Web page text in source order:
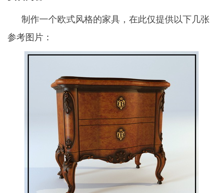
制作一个欧式风格的家具，在此仅提供以下几张
参考图片：